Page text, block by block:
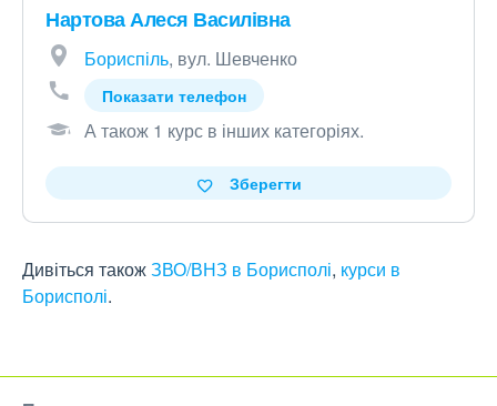
Нартова Алеся Василівна
Бориспіль, вул. Шевченко
Показати телефон
А також 1 курс в інших категоріях.
Зберегти
Дивіться такожЗВО/ВНЗ в Борисполі, курси в
Борисполі.